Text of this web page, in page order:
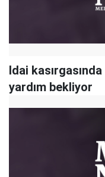
Idai
yardım bekliyor